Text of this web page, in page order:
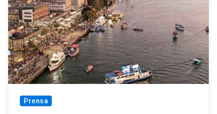
Prensa